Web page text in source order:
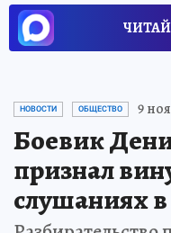
НОВОСТИ ОБЩЕСТВО 9
Боевик
признал
слушаниях в